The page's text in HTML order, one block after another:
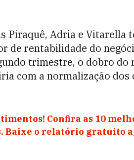
Piraquê, Adria e Vitarella
de rentabilidade do
trimestre, o dobro do
com a normalização dos
Confira as 10
Baixe o relatório gratuito